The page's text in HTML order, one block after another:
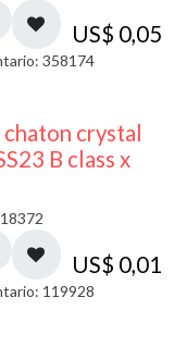
US$ 0,05
358174
chaton crystal
B class x
US$ 0,01
119928